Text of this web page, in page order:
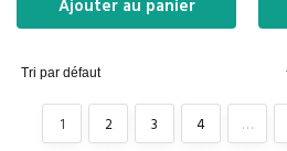
Ajouter au panier
1 2 3 4 …